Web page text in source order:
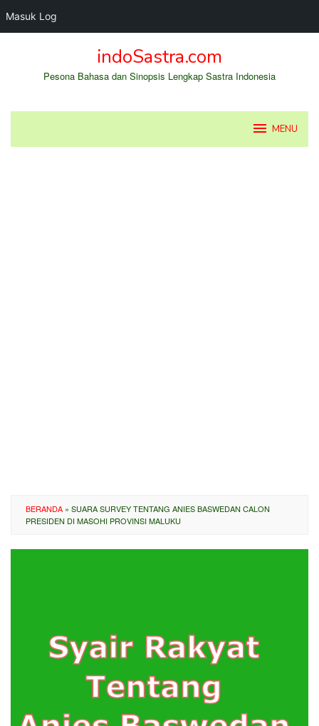
Masuk Log
indoSastra.com
Pesona Bahasa dan Sinopsis Lengkap Sastra Indonesia
MENU
BERANDA » SUARA SURVEY TENTANG ANIES BASWEDAN CALON
PRESIDEN DI MASOHI PROVINSI MALUKU